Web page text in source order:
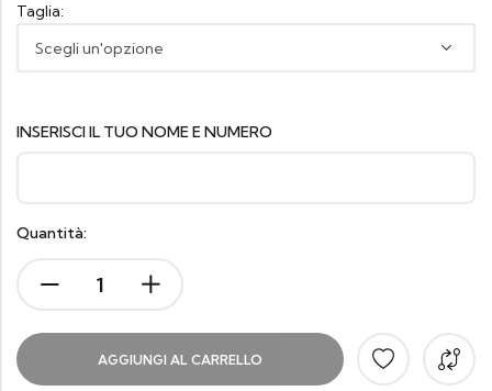
Taglia:
INSERISCI IL TUO NOME E NUMERO
Quantità:
AGGIUNGI AL CARRELLO